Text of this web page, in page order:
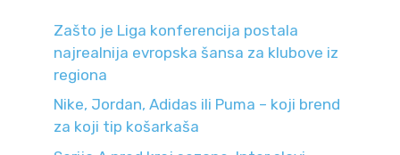
Zašto je Liga konferencija postala
najrealnija evropska šansa za klubove iz
regiona
Nike, Jordan, Adidas ili Puma – koji brend
za koji tip košarkaša